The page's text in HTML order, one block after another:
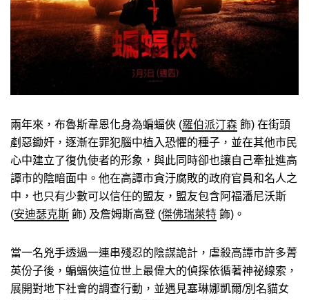
兩年來，布魯斯韋恩化身為蝙蝠俠 (羅伯派汀森 飾) 在街頭
剷惡鋤奸，逐漸在罪犯腦中植入恐懼的種子，並在其他市民
心中建立了復仇使者的形象，與此同時卻也讓自己牽扯進高
譚市的陰暗面中。他在高譚市貪汙腐敗的政府官員和名人之
中，也只有少數可以信任的盟友，盟友包含阿福潘尼沃斯
(安迪瑟克斯 飾) 及詹姆斯高登 (傑佛瑞萊特 飾)。
當一名兇手透過一連串殘忍的陰謀詭計，虐殺高譚市許多菁
英份子後，蝙蝠俠這位世上最偉大的偵探依循著神祕線索，
展開對地下社會的調查行動，並遇見塞琳娜凱爾/別名貓女